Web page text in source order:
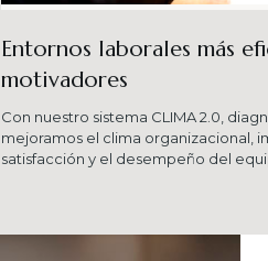
Entornos laborales más
motivadores
Con nuestro sistema CLIMA 2.0,
mejoramos el clima organizacional,
satisfacción y el desempeño del